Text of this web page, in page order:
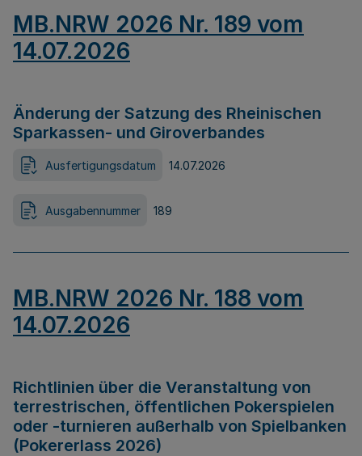
MB.NRW 2026 Nr. 189 vom
14.07.2026
Änderung der Satzung des Rheinischen
Sparkassen- und Giroverbandes
Ausfertigungsdatum 14.07.2026
Ausgabennummer 189
MB.NRW 2026 Nr. 188 vom
14.07.2026
Richtlinien über die Veranstaltung von
terrestrischen, öffentlichen Pokerspielen
oder -turnieren außerhalb von Spielbanken
(Pokererlass 2026)